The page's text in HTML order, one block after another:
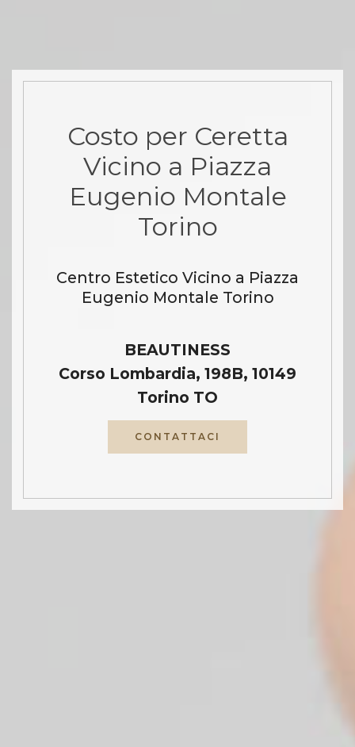
Costo per Ceretta
Vicino a Piazza
Eugenio Montale
Torino
Centro Estetico Vicino a Piazza
Eugenio Montale Torino
BEAUTINESS
Corso Lombardia, 198B, 10149
Torino TO
CONTATTACI